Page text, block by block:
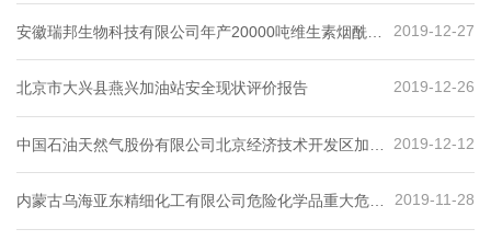
2019-12-27
安徽瑞邦生物科技有限公司年产20000吨维生素烟酰胺
2019-12-26
北京市大兴县燕兴加油站安全现状评价报告
2019-12-12
中国石油天然气股份有限公司北京经济技术开发区加油
2019-11-28
内蒙古乌海亚东精细化工有限公司危险化学品重大危险